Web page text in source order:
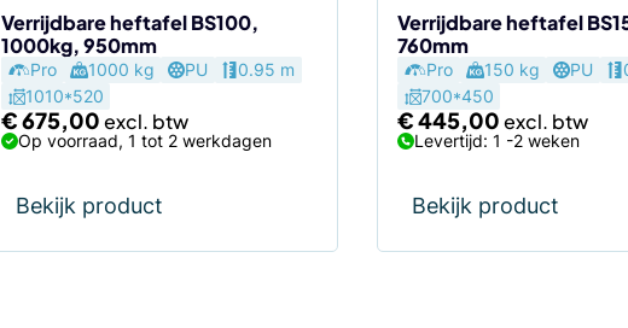
Verrijdbare heftafel BS100,
1000kg, 950mm
Pro 1000 kg PU
0.95 m
1010*520
€675,00
Op voorraad, 1 tot 2 werkdagen
Bekijk product
Verrijdbare heftafel
760mm
Pro 150 kg PU
700*450
€445,00
Levertijd: 1 -2 weken
Bekijk product